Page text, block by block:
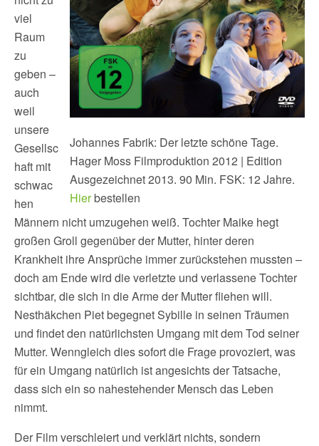
Johannes Fabrik: Der letzte schöne Tage.
Hager Moss Filmproduktion 2012 | Edition
Ausgezeichnet 2013. 90 Min. FSK: 12 Jahre.
Hierbestellen
viel
Raum
zu
geben –
auch
weil
unsere
Gesellsc
haft mit
schwac
hen
Männern nicht umzugehen weiß. Tochter Maike hegt
großen Groll gegenüber der Mutter, hinter deren
Krankheit ihre Ansprüche immer zurückstehen mussten –
doch am Ende wird die verletzte und verlassene Tochter
sichtbar, die sich in die Arme der Mutter fliehen will.
Nesthäkchen Piet begegnet Sybille in seinen Träumen
und findet den natürlichsten Umgang mit dem Tod seiner
Mutter. Wenngleich dies sofort die Frage provoziert, was
für ein Umgang natürlich ist angesichts der Tatsache,
dass sich ein so nahestehender Mensch das Leben
nimmt.
Der Film verschleiert und verklärt nichts, sondern